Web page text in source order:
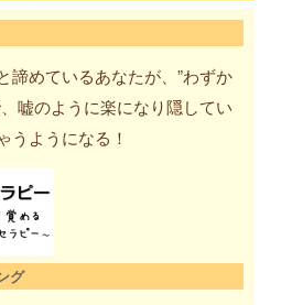
諦めているあなたが、”わずか
嘘のように楽になり隠してい
うようになる！
グ